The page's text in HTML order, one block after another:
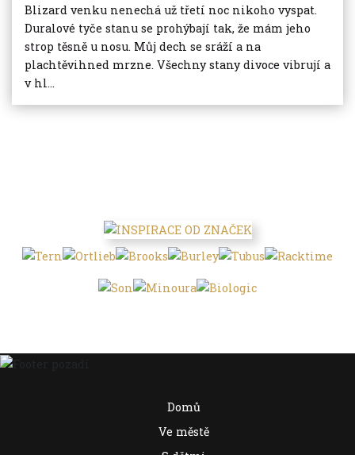
Blizard venku nenechá už třetí noc nikoho vyspat.
Duralové tyče stanu se prohýbají tak, že mám jeho
strop těsně u nosu. Můj dech se sráží a na
plachtěvihned mrzne. Všechny stany divoce vibrují a
v hl...
Domů
Ve městě